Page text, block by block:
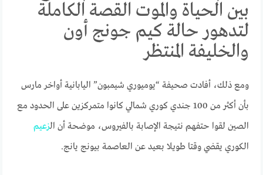
بين الحياة والموت القصة الكاملة
لتدهور حالة كيم جونج أون
والخليفة المنتظر
ومع ذلك، أفادت صحيفة “يوميوري شيمبون” اليابانية أواخر مارس
بأن أكثر من 100 جندي كوري شمالي كانوا متمركزين على الحدود مع
الصين لقوا حتفهم نتيجة الإصابة بالفيروس، موضحة أن الزعيم
الكوري يقضي وقتا طويلا بعيد عن العاصمة بيونج يانج.